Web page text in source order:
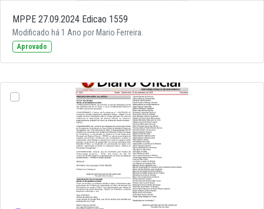
MPPE 27.09.2024 Edicao 1559
Modificado há 1 Ano por Mario Ferreira.
Aprovado